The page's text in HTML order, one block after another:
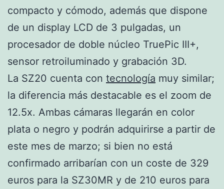
compacto y cómodo, además que dispone
de un display LCD de 3 pulgadas, un
procesador de doble núcleo TruePic III+,
sensor retroiluminado y grabación 3D.
La SZ20 cuenta con tecnología muy similar;
la diferencia más destacable es el zoom de
12.5x. Ambas cámaras llegarán en color
plata o negro y podrán adquirirse a partir de
este mes de marzo; si bien no está
confirmado arribarían con un coste de 329
euros para la SZ30MR y de 210 euros para